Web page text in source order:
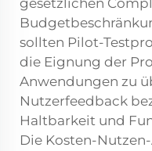
gesetzlichen
sollten Pilot-
die Eignung der
Anwendungen zu
Nutzerfeedback
Haltbarkeit und
Die Kosten-